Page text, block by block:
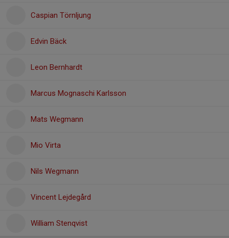
Caspian Törnljung
Edvin Bäck
Leon Bernhardt
Marcus Mognaschi Karlsson
Mats Wegmann
Mio Virta
Nils Wegmann
Vincent Lejdegård
William Stenqvist